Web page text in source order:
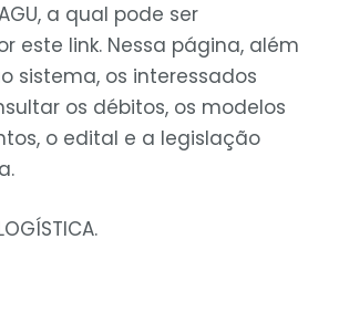
a qual pode ser
este link. Nessa página, além
sistema, os interessados
os débitos, os modelos
o edital e a legislação